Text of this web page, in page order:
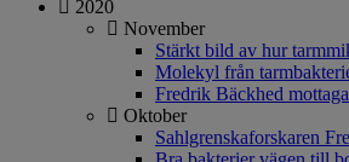
2020
November
Stärkt bild av hur
Molekyl från
Fredrik Bäckhed
Oktober
Sahlgrenskaforskaren